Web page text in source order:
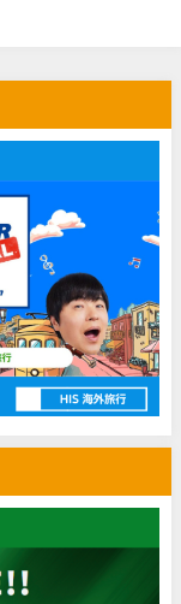
円OFFクーポン
セール
円OFFクーポン
ーポン
OFFクーポン
クーポン